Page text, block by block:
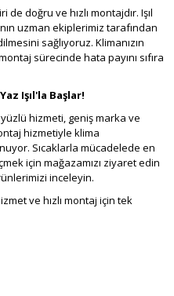
doğru ve hızlı montajdır. Işıl
uzman ekiplerimiz tarafından
sağlıyoruz. Klimanızın
sürecinde hata payını sıfıra
Işıl'la Başlar!
yüzlü hizmeti, geniş marka ve
hizmetiyle klima
Sıcaklarla mücadelede en
için mağazamızı ziyaret edin
inceleyin.
ve hızlı montaj için tek